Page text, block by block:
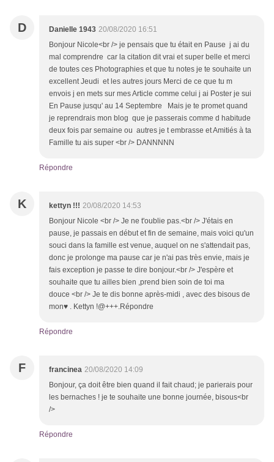
D Danielle 1943 20/08/2020 16:51
Bonjour Nicole<br /> je pensais que tu était en Pause j ai du
mal comprendre car la citation dit vrai et super belle et merci
de toutes ces Photographies et que tu notes je te souhaite un
excellent Jeudi et les autres jours Merci de ce que tu m
envois j en mets sur mes Article comme celui j ai Poster je sui
En Pause jusqu' au 14 Septembre Mais je te promet quand
je reprendrais mon blog que je passerais comme d habitude
deux fois par semaine ou autres je t embrasse et Amitiés à ta
Famille tu ais super <br /> DANNNNN
Répondre
K kettyn !!! 20/08/2020 14:53
Bonjour Nicole <br /> Je ne t'oublie pas.<br /> J'étais en
pause, je passais en début et fin de semaine, mais voici qu'un
souci dans la famille est venue, auquel on ne s'attendait pas,
donc je prolonge ma pause car je n'ai pas très envie, mais je
fais exception je passe te dire bonjour.<br /> J'espère et
souhaite que tu ailles bien ,prend bien soin de toi ma
douce <br /> Je te dis bonne après-midi , avec des bisous de
mon♥ . Kettyn !@+++.Répondre
Répondre
F francinea 20/08/2020 14:09
Bonjour, ça doit être bien quand il fait chaud; je parierais pour
les bernaches ! je te souhaite une bonne journée, bisous<br
/>
Répondre